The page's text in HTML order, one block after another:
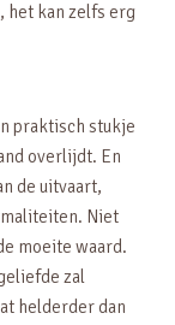
het kan zelfs erg
praktisch stukje
overlijdt. En
de uitvaart,
Niet
moeite waard.
zal
helderder dan